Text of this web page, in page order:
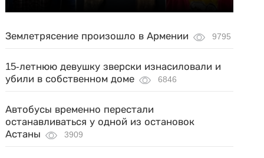
Землетрясение произошло в Армении 9795
15-летнюю девушку зверски изнасиловали и
убили в собственном доме
6846
Автобусы временно перестали
останавливаться у одной из остановок
Астаны
3909